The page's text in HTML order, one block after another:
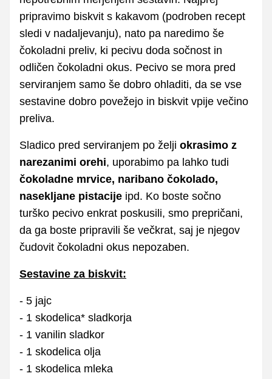
pripravimo biskvit s kakavom (podroben recept
sledi v nadaljevanju), nato pa naredimo še
čokoladni preliv, ki pecivu doda sočnost in
odličen čokoladni okus. Pecivo se mora pred
serviranjem samo še dobro ohladiti, da se vse
sestavine dobro povežejo in biskvit vpije večino
preliva.
Sladico pred serviranjem po želji okrasimo z
narezanimi orehi, uporabimo pa lahko tudi
čokoladne mrvice, naribano čokolado,
nasekljane pistacije ipd. Ko boste sočno
turško pecivo enkrat poskusili, smo prepričani,
da ga boste pripravili še večkrat, saj je njegov
čudovit čokoladni okus nepozaben.
Sestavine za biskvit:
- 5 jajc
- 1 skodelica* sladkorja
- 1 vanilin sladkor
- 1 skodelica olja
- 1 skodelica mleka